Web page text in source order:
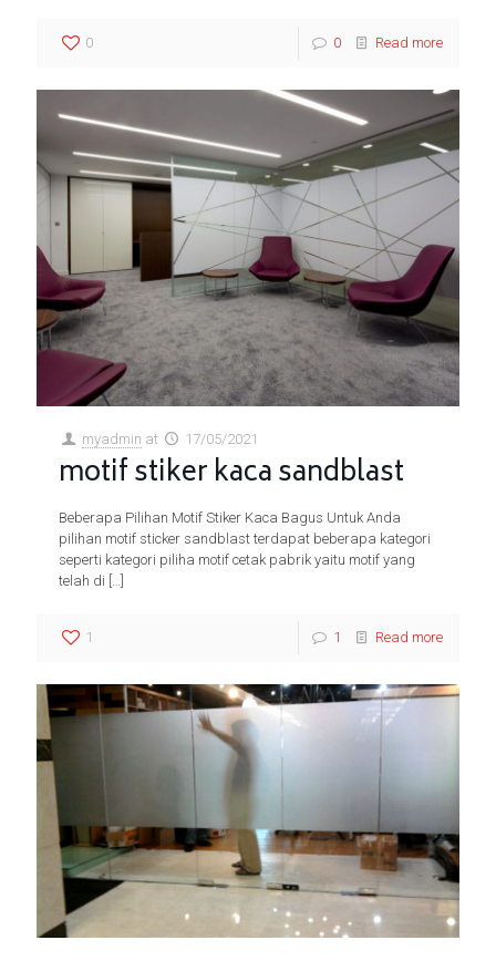
0 0 Read more
myadmin at 17/05/2021
motif stiker kaca sandblast
Beberapa Pilihan Motif Stiker Kaca Bagus Untuk Anda
pilihan motif sticker sandblast terdapat beberapa kategori
seperti kategori piliha motif cetak pabrik yaitu motif yang
telah di […]
1 1 Read more